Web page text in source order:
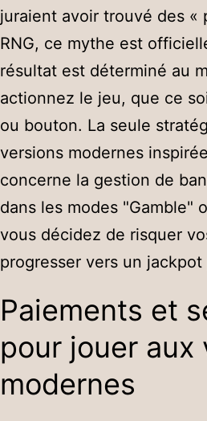
juraient avoir trouvé des «
RNG, ce mythe est
résultat est déterminé au
actionnez le jeu, que ce
ou bouton. La seule
versions modernes
concerne la gestion de
dans les modes "Gamble"
vous décidez de risquer
progresser vers un jackpot
Paiements et
pour jouer aux
modernes